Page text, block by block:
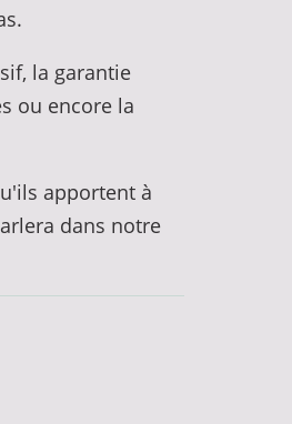
la garantie
ou encore la
apportent à
dans notre